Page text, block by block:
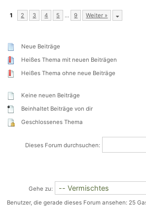
1 2 3 4 5 … 9 Weiter »
Neue Beiträge
Heißes Thema mit neuen Beiträgen
Heißes Thema ohne neue Beiträge
Keine neuen Beiträge
Beinhaltet Beiträge von dir
Geschlossenes Thema
Dieses Forum durchsuchen:
Gehe zu:
Benutzer, die gerade dieses Forum ansehen: 25